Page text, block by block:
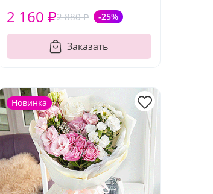
2 880 ₽ -25%
2 160 ₽
Заказать
Новинка